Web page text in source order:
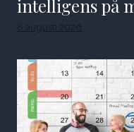
intelligens på
8 augusti 2026